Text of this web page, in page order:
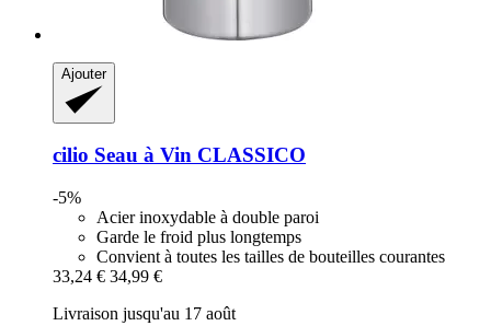
Ajouter
cilio Seau à Vin CLASSICO
-5%
Acier inoxydable à double paroi
Garde le froid plus longtemps
Convient à toutes les tailles de bouteilles courantes
33,24 € 34,99 €
Livraison jusqu'au 17 août